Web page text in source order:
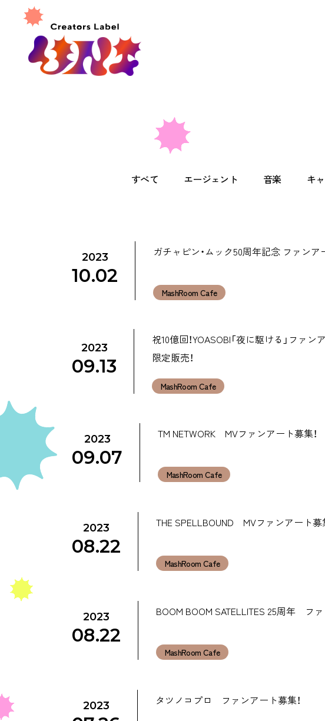
すべて エージェント 音楽 キ
2023
10.02
ガチャピン・ムック50周年記念 ファンア
MashRoom Cafe
2023
09.13
祝10億回！YOASOBI「夜に駆ける」フ
限定販売！
MashRoom Cafe
2023
09.07
TM NETWORK MVファンアート募集！
MashRoom Cafe
2023
08.22
THE SPELLBOUND MVファンアート募
MashRoom Cafe
2023
08.22
BOOM BOOM SATELLITES 25周年 フ
MashRoom Cafe
2023 タツノコプロ ファンアート募集！